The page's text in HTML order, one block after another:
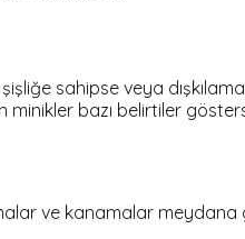
sahipse veya
minikler bazı belirtiler
ve kanamalar meydana